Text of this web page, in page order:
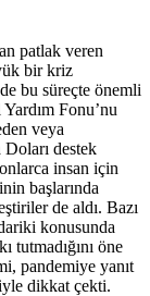
patlak veren
bir kriz
bu süreçte önemli
Fonu’nu
veya
destek
insan için
başlarında
de aldı. Bazı
konusunda
tutmadığını öne
pandemiye yanıt
dikkat çekti.